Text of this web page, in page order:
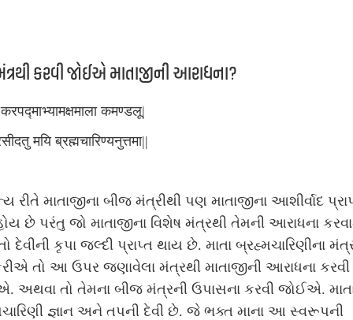
કરવી જોઈએ માતાજીની આરાધના?
कमण्डलू|
मयि ब्रह्मचारिण्यनुत्तमा||
રીતે માતાજીના બીજ મંત્રીથી પણ માતાજીના આશીર્વાદ
છે પરંતુ જો માતાજીના વિશેષ મંત્રથી તેમની આરાધના
દેવીની કૃપા જલ્દી પ્રાપ્ત થાય છે. માતા બ્રહ્મચારિણીના
તો આ ઉપર જણાવેલા મંત્રથી માતાજીની આરાધના કરવી
અથવા તો તેમના બીજ મંત્રની ઉપાસના કરવી જોઈએ.
જ્ઞાન અને તપની દેવી છે. જે ભક્ત માના આ સ્વરૂપની